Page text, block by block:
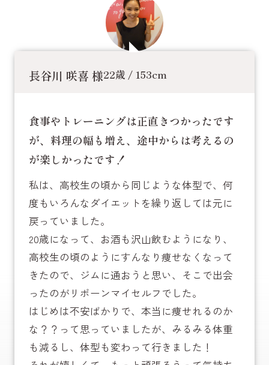
長谷川 咲喜 様22歳 / 153cm
食事やトレーニングは正直きつかったです
が、料理の幅も増え、途中からは考えるの
が楽しかったです！
私は、高校生の頃から同じような体型で、何
度もいろんなダイエットを繰り返しては元に
戻っていました。
20歳になって、お酒も沢山飲むようになり、
高校生の頃のようにすんなり痩せなくなって
きたので、ジムに通おうと思い、そこで出会
ったのがリボーンマイセルフでした。
はじめは不安ばかりで、本当に痩せれるのか
な？？って思っていましたが、みるみる体重
も減るし、体型も変わって行きました！